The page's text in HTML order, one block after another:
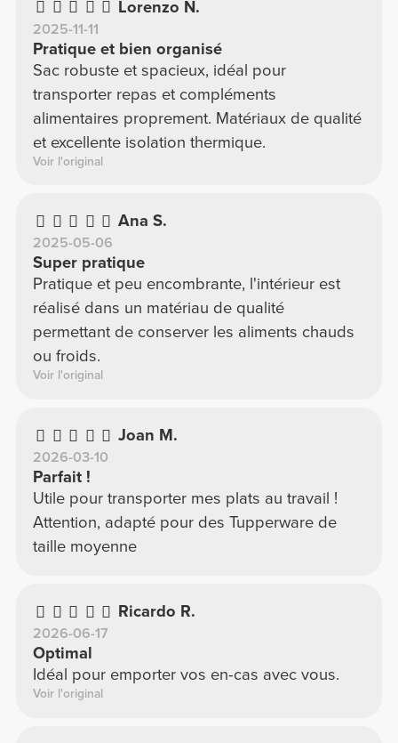
Lorenzo N.
2025-11-11
Pratique et bien organisé
Sac robuste et spacieux, idéal pour
transporter repas et compléments
alimentaires proprement. Matériaux de qualité
et excellente isolation thermique.
Voir l'original
Ana S.
2025-05-06
Super pratique
Pratique et peu encombrante, l'intérieur est
réalisé dans un matériau de qualité
permettant de conserver les aliments chauds
ou froids.
Voir l'original
Joan M.
2026-03-10
Parfait !
Utile pour transporter mes plats au travail !
Attention, adapté pour des Tupperware de
taille moyenne
Ricardo R.
2026-06-17
Optimal
Idéal pour emporter vos en-cas avec vous.
Voir l'original